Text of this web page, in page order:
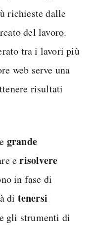
richieste dalle
del lavoro.
tra i lavori più
web serve una
risultati
grande
erisolvere
in fase di
di tenersi
e gli strumenti di